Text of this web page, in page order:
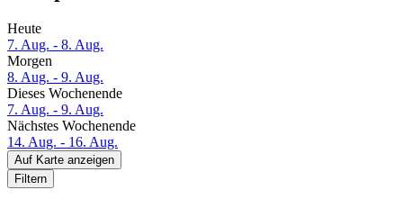
Heute
7. Aug. - 8. Aug.
Morgen
8. Aug. - 9. Aug.
Dieses Wochenende
7. Aug. - 9. Aug.
Nächstes Wochenende
14. Aug. - 16. Aug.
Auf Karte anzeigen
Filtern